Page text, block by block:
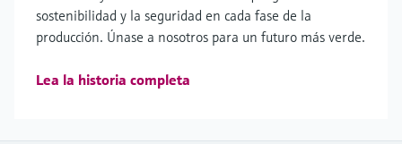
sostenibilidad y la seguridad en cada fase de la
producción. Únase a nosotros para un futuro más verde.
Lea la historia completa